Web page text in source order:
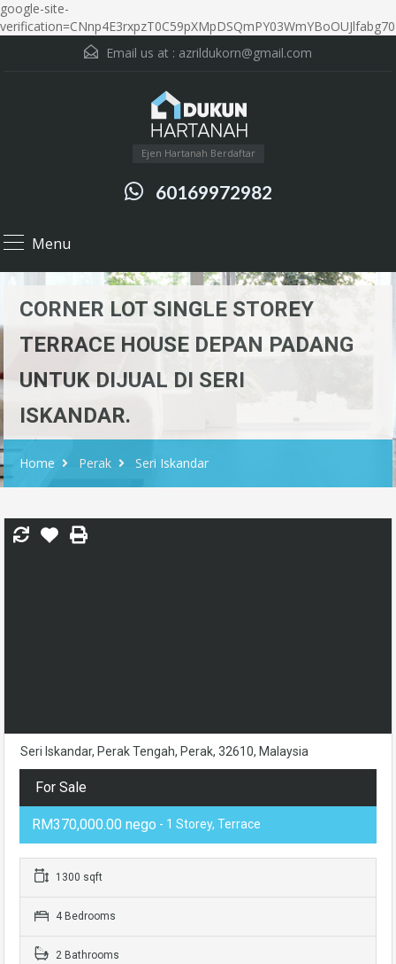
google-site-
verification=CNnp4E3rxpzT0C59pXMpDSQmPY03WmYBoOUJlfabg70
Email us at : azrildukorn@gmail.com
Ejen Hartanah Berdaftar
60169972982
Menu
CORNER LOT SINGLE STOREY
TERRACE HOUSE DEPAN PADANG
UNTUK DIJUAL DI SERI
ISKANDAR.
Home Perak Seri Iskandar
Seri Iskandar, Perak Tengah, Perak, 32610, Malaysia
For Sale
RM370,000.00 nego - 1 Storey, Terrace
1300 sqft
4 Bedrooms
2 Bathrooms